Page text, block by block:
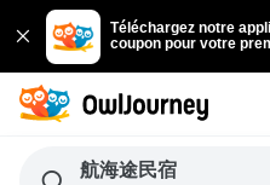
Téléchargez notre
coupon pour votre
航海途民宿